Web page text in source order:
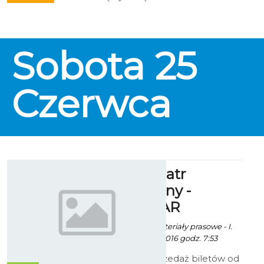
będą na amatorów sauny i zabaw
w wodzie. Przygotowano także
konkursy z nagrodami.
Sobota 25
Czerwca
Bałtycki Teatr
Dramatyczny -
REPERTUAR
Robert Kuliński/ materiały prasowe - I.
Rogowska - 13 Maj 2016 godz. 7:53
Rezerwacja i sprzedaż biletów od